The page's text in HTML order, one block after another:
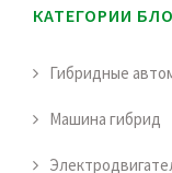
КАТЕГОРИИ
Гибридные
Машина гибрид